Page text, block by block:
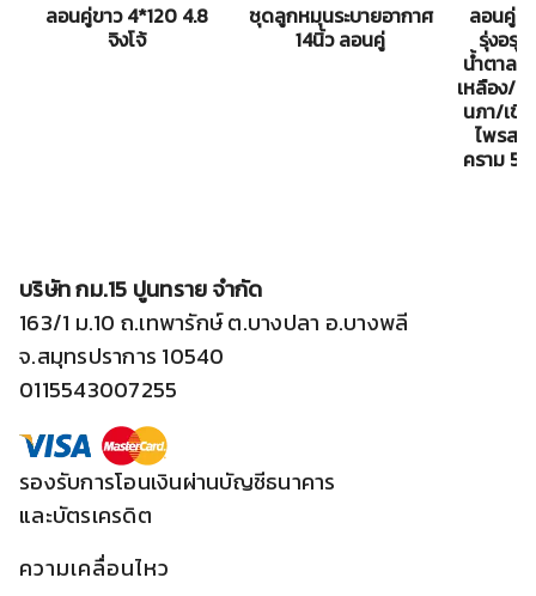
ลอนคู่ขาว 4*120 4.8
จิงโจ้
ชุดลูกหมุนระบายอากาศ
14นิ้ว ลอนคู่
ลอนคู่สี
รุ่งอรุ
น้ำตาล
เหลือง/เ
นภา/เขี
ไพรส
คราม
บริษัท กม.15 ปูนทราย จำกัด
163/1 ม.10 ถ.เทพารักษ์ ต.บางปลา อ.บางพลี
จ.สมุทรปราการ 10540
0115543007255
รองรับการโอนเงินผ่านบัญชีธนาคาร
และบัตรเครดิต
ความเคลื่อนไหว